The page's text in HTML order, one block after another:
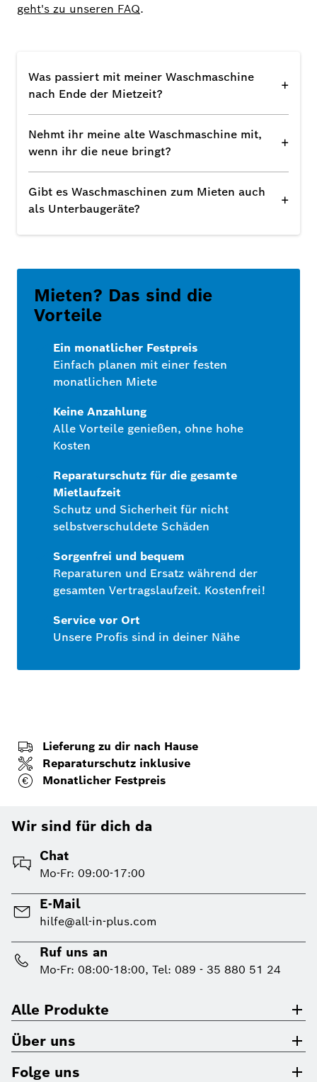
geht's zu unseren FAQ.
Was passiert mit meiner Waschmaschine
nach Ende der Mietzeit?
+
Nehmt ihr meine alte Waschmaschine mit,
wenn ihr die neue bringt?
+
Gibt es Waschmaschinen zum Mieten auch
als Unterbaugeräte?
+
Mieten? Das sind die
Vorteile
Ein monatlicher Festpreis
Einfach planen mit einer festen
monatlichen Miete
Keine Anzahlung
Alle Vorteile genießen, ohne hohe
Kosten
Reparaturschutz für die gesamte
Mietlaufzeit
Schutz und Sicherheit für nicht
selbstverschuldete Schäden
Sorgenfrei und bequem
Reparaturen und Ersatz während der
gesamten Vertragslaufzeit. Kostenfrei!
Service vor Ort
Unsere Profis sind in deiner Nähe
Lieferung zu dir nach Hause
Reparaturschutz inklusive
Monatlicher Festpreis
Wir sind für dich da
Chat
Mo-Fr: 09:00-17:00
E-Mail
hilfe@all-in-plus.com
Ruf uns an
Mo-Fr: 08:00-18:00, Tel: 089 - 35 880 51 24
Alle Produkte
Über uns
Folge uns